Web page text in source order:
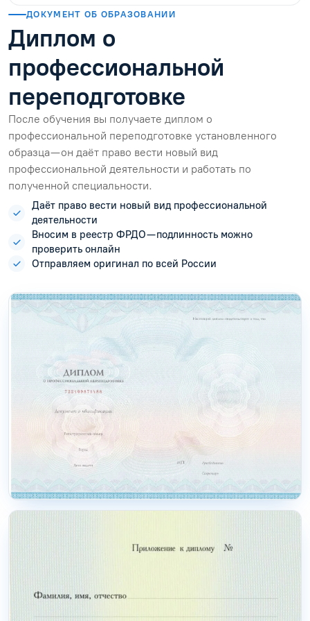
ДОКУМЕНТ ОБ ОБРАЗОВАНИИ
Диплом о
профессиональной
переподготовке
После обучения вы получаете диплом о
профессиональной переподготовке установленного
образца — он даёт право вести новый вид
профессиональной деятельности и работать по
полученной специальности.
Даёт право вести новый вид профессиональной
деятельности
Вносим в реестр ФРДО — подлинность можно
проверить онлайн
Отправляем оригинал по всей России